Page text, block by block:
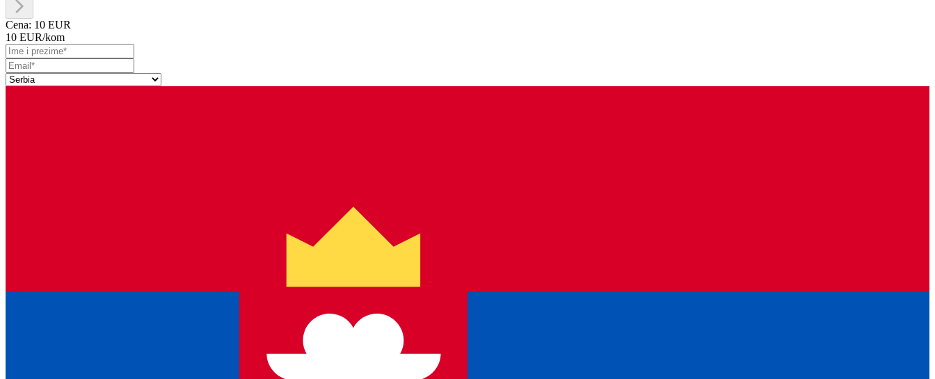
Cena: 10 EUR
10 EUR/kom